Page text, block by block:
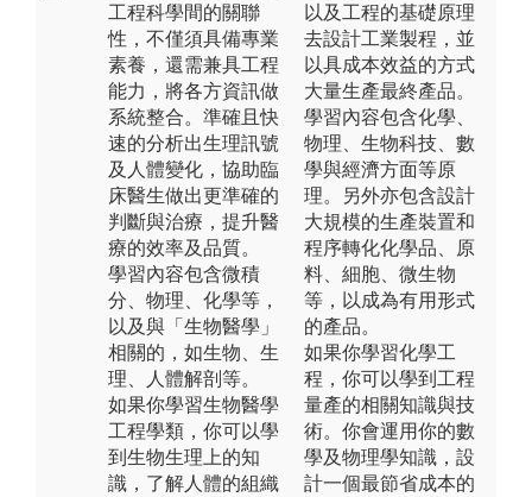
工程科學間的關聯
性，不僅須具備專業
素養，還需兼具工程
能力，將各方資訊做
系統整合。準確且快
速的分析出生理訊號
及人體變化，協助臨
床醫生做出更準確的
判斷與治療，提升醫
療的效率及品質。
學習內容包含微積
分、物理、化學等，
以及與「生物醫學」
相關的，如生物、生
理、人體解剖等。
如果你學習生物醫學
工程學類，你可以學
到生物生理上的知
識，了解人體的組織
以及工程的基礎原理
去設計工業製程，並
以具成本效益的方式
大量生產最終產品。
學習內容包含化學、
物理、生物科技、數
學與經濟方面等原
理。另外亦包含設計
大規模的生產裝置和
程序轉化化學品、原
料、細胞、微生物
等，以成為有用形式
的產品。
如果你學習化學工
程，你可以學到工程
量產的相關知識與技
術。你會運用你的數
學及物理學知識，設
計一個最節省成本的